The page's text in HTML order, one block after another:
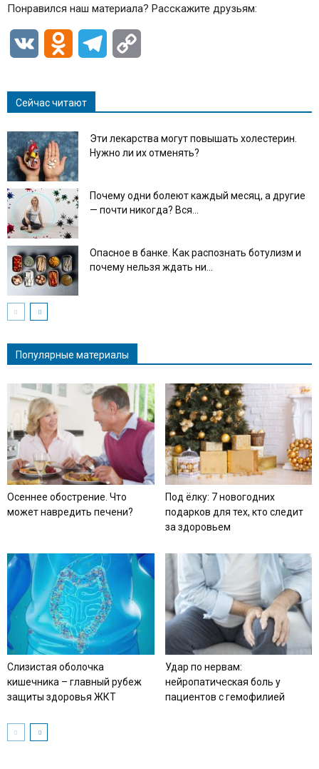
Понравился наш материала? Расскажите друзьям:
VK Odnoklassniki
Telegram
Сейчас читают
Эти лекарства могут повышать холестерин.
Нужно ли их отменять?
Почему одни болеют каждый месяц, а другие
— почти никогда? Вся...
Опасное в банке. Как распознать ботулизм и
почему нельзя ждать ни...
Популярные материалы
Осеннее обострение. Что
может навредить печени?
Под ёлку: 7 новогодних
подарков для тех, кто следит
за здоровьем
Слизистая оболочка
кишечника – главный рубеж
защиты здоровья ЖКТ
Удар по нервам:
нейропатическая боль у
пациентов с гемофилией